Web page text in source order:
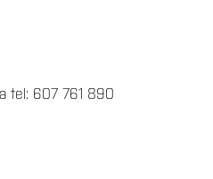
tel: 607 761 890